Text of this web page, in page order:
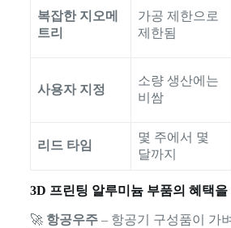
복잡한 지오메
트리
가공 제한으로
제한됨
사용자 지정
소량 생산에는
비쌈
리드 타임
몇 주에서 몇
달까지
3D 프린팅 알루미늄 부품의 혜택을
🚀 항공우주– 항공기 구성품이 가